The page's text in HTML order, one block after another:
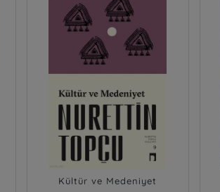
Kültür ve Medeniyet